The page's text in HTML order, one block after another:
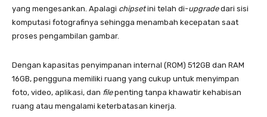
yang mengesankan. Apalagi chipsetini telah di-upgradedari sisi
komputasi fotografinya sehingga menambah kecepatan saat
proses pengambilan gambar.
Dengan kapasitas penyimpanan internal (ROM) 512GB dan RAM
16GB, pengguna memiliki ruang yang cukup untuk menyimpan
foto, video, aplikasi, dan filepenting tanpa khawatir kehabisan
ruang atau mengalami keterbatasan kinerja.